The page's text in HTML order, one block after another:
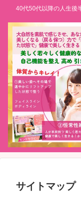
40代50代以降の人生後
サイトマップ